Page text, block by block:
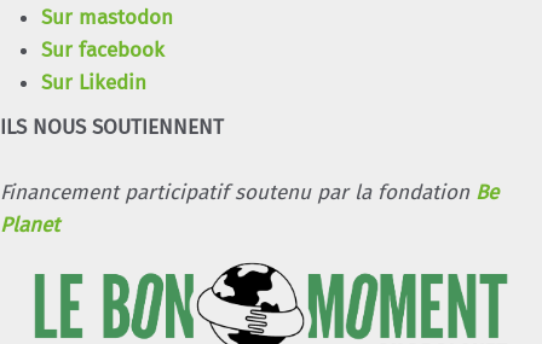
Sur mastodon
Sur facebook
Sur Likedin
ILS NOUS SOUTIENNENT
Financement participatif soutenu par la fondation Be
Planet